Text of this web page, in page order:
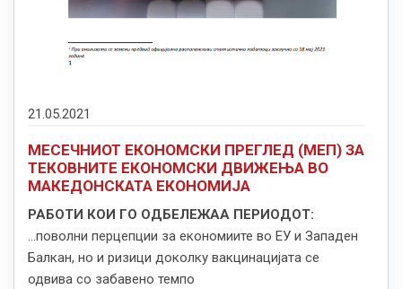
21.05.2021
МЕСЕЧНИОТ ЕКОНОМСКИ ПРЕГЛЕД (МЕП) ЗА
ТЕКОВНИТЕ ЕКОНОМСКИ ДВИЖЕЊА ВО
МАКЕДОНСКАТА ЕКОНОМИЈА
РАБОТИ КОИ ГО ОДБЕЛЕЖАА ПЕРИОДОТ:
...поволни перцепции за економиите во ЕУ и Западен
Бaлкан, но и ризици доколку вакцинацијата се
одвива со забавено темпо